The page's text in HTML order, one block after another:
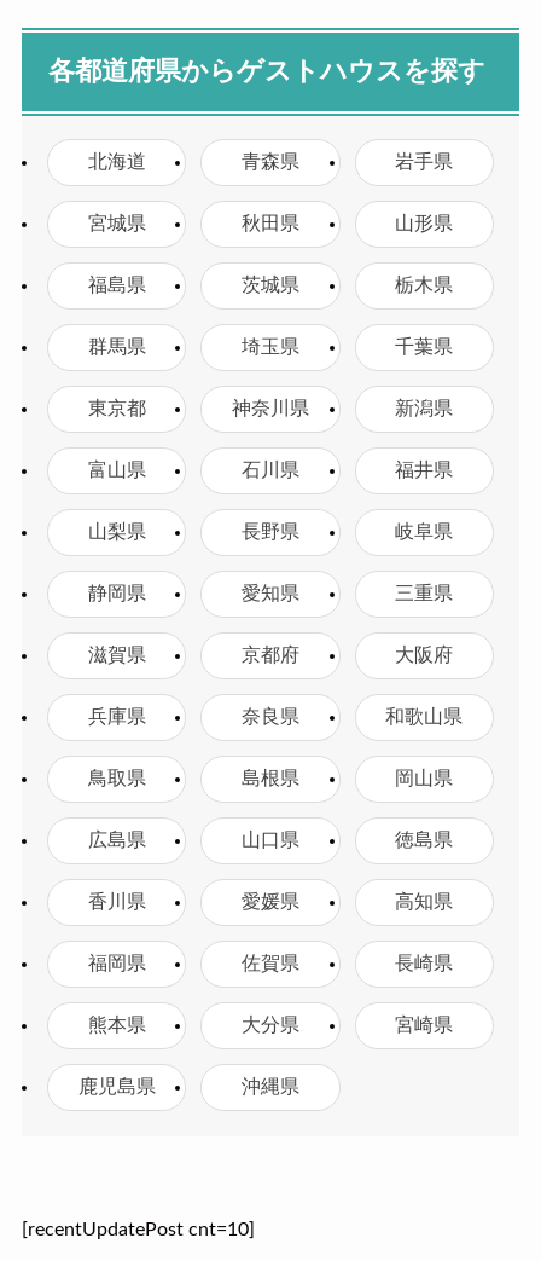
各都道府県からゲストハウスを探す
北海道 青森県 岩手県
宮城県 秋田県 山形県
福島県 茨城県 栃木県
群馬県 埼玉県 千葉県
東京都 神奈川県 新潟県
富山県 石川県 福井県
山梨県 長野県 岐阜県
静岡県 愛知県 三重県
滋賀県 京都府 大阪府
兵庫県 奈良県 和歌山県
鳥取県 島根県 岡山県
広島県 山口県 徳島県
香川県 愛媛県 高知県
福岡県 佐賀県 長崎県
熊本県 大分県 宮崎県
鹿児島県 沖縄県
[recentUpdatePost cnt=10]